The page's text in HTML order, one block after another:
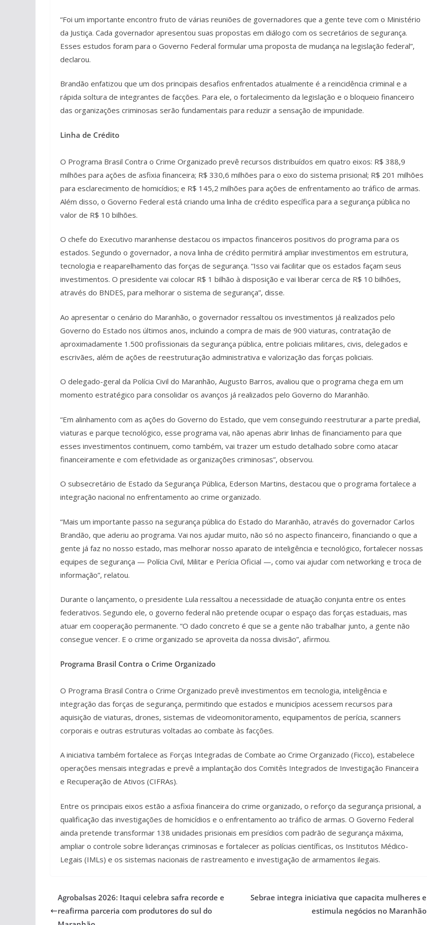
“Foi um importante encontro fruto de várias reuniões de governadores que a gente teve com o Ministério
da Justiça. Cada governador apresentou suas propostas em diálogo com os secretários de segurança.
Esses estudos foram para o Governo Federal formular uma proposta de mudança na legislação federal”,
declarou.
Brandão enfatizou que um dos principais desafios enfrentados atualmente é a reincidência criminal e a
rápida soltura de integrantes de facções. Para ele, o fortalecimento da legislação e o bloqueio financeiro
das organizações criminosas serão fundamentais para reduzir a sensação de impunidade.
Linha de Crédito
O Programa Brasil Contra o Crime Organizado prevê recursos distribuídos em quatro eixos: R$ 388,9
milhões para ações de asfixia financeira; R$ 330,6 milhões para o eixo do sistema prisional; R$ 201 milhões
para esclarecimento de homicídios; e R$ 145,2 milhões para ações de enfrentamento ao tráfico de armas.
Além disso, o Governo Federal está criando uma linha de crédito específica para a segurança pública no
valor de R$ 10 bilhões.
O chefe do Executivo maranhense destacou os impactos financeiros positivos do programa para os
estados. Segundo o governador, a nova linha de crédito permitirá ampliar investimentos em estrutura,
tecnologia e reaparelhamento das forças de segurança. “Isso vai facilitar que os estados façam seus
investimentos. O presidente vai colocar R$ 1 bilhão à disposição e vai liberar cerca de R$ 10 bilhões,
através do BNDES, para melhorar o sistema de segurança”, disse.
Ao apresentar o cenário do Maranhão, o governador ressaltou os investimentos já realizados pelo
Governo do Estado nos últimos anos, incluindo a compra de mais de 900 viaturas, contratação de
aproximadamente 1.500 profissionais da segurança pública, entre policiais militares, civis, delegados e
escrivães, além de ações de reestruturação administrativa e valorização das forças policiais.
O delegado-geral da Polícia Civil do Maranhão, Augusto Barros, avaliou que o programa chega em um
momento estratégico para consolidar os avanços já realizados pelo Governo do Maranhão.
“Em alinhamento com as ações do Governo do Estado, que vem conseguindo reestruturar a parte predial,
viaturas e parque tecnológico, esse programa vai, não apenas abrir linhas de financiamento para que
esses investimentos continuem, como também, vai trazer um estudo detalhado sobre como atacar
financeiramente e com efetividade as organizações criminosas”, observou.
O subsecretário de Estado da Segurança Pública, Ederson Martins, destacou que o programa fortalece a
integração nacional no enfrentamento ao crime organizado.
“Mais um importante passo na segurança pública do Estado do Maranhão, através do governador Carlos
Brandão, que aderiu ao programa. Vai nos ajudar muito, não só no aspecto financeiro, financiando o que a
gente já faz no nosso estado, mas melhorar nosso aparato de inteligência e tecnológico, fortalecer nossas
equipes de segurança — Polícia Civil, Militar e Perícia Oficial —, como vai ajudar com networking e troca de
informação”, relatou.
Durante o lançamento, o presidente Lula ressaltou a necessidade de atuação conjunta entre os entes
federativos. Segundo ele, o governo federal não pretende ocupar o espaço das forças estaduais, mas
atuar em cooperação permanente. “O dado concreto é que se a gente não trabalhar junto, a gente não
consegue vencer. E o crime organizado se aproveita da nossa divisão”, afirmou.
Programa Brasil Contra o Crime Organizado
O Programa Brasil Contra o Crime Organizado prevê investimentos em tecnologia, inteligência e
integração das forças de segurança, permitindo que estados e municípios acessem recursos para
aquisição de viaturas, drones, sistemas de videomonitoramento, equipamentos de perícia, scanners
corporais e outras estruturas voltadas ao combate às facções.
A iniciativa também fortalece as Forças Integradas de Combate ao Crime Organizado (Ficco), estabelece
operações mensais integradas e prevê a implantação dos Comitês Integrados de Investigação Financeira
e Recuperação de Ativos (CIFRAs).
Entre os principais eixos estão a asfixia financeira do crime organizado, o reforço da segurança prisional, a
qualificação das investigações de homicídios e o enfrentamento ao tráfico de armas. O Governo Federal
ainda pretende transformar 138 unidades prisionais em presídios com padrão de segurança máxima,
ampliar o controle sobre lideranças criminosas e fortalecer as polícias científicas, os Institutos Médico-
Legais (IMLs) e os sistemas nacionais de rastreamento e investigação de armamentos ilegais.
Agrobalsas 2026: Itaqui celebra safra recorde e
reafirma parceria com produtores do sul do
Sebrae integra iniciativa que capacita mulheres e
estimula negócios no Maranhão